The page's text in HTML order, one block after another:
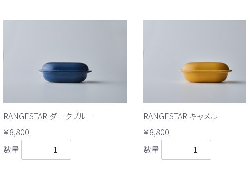
RANGESTAR ダークブルー
￥8,800
数量
RANGESTAR キャメル
￥8,800
数量